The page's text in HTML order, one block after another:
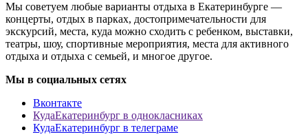
Мы советуем любые варианты отдыха в Екатеринбурге —
концерты, отдых в парках, достопримечательности для
экскурсий, места, куда можно сходить с ребенком, выставки,
театры, шоу, спортивные мероприятия, места для активного
отдыха и отдыха с семьей, и многое другое.
Мы в социальных сетях
Вконтакте
КудаЕкатеринбург в однокласниках
КудаЕкатеринбург в телеграме